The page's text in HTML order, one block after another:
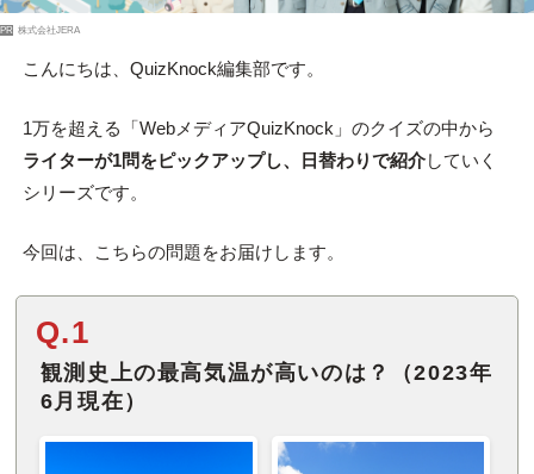
PR 株式会社JERA
こんにちは、QuizKnock編集部です。
1万を超える「WebメディアQuizKnock」のクイズの中から
ライターが1問をピックアップし、日替わりで紹介していく
シリーズです。
今回は、こちらの問題をお届けします。
Q.1
観測史上の最高気温が高いのは？（2023年
6月現在）